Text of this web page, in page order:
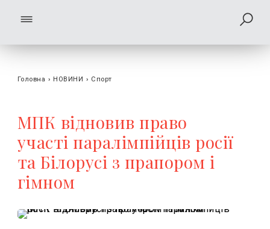
Головна › НОВИНИ › Спорт
МПК відновив право
участі паралімпійців росії
та Білорусі з прапором і
гімном